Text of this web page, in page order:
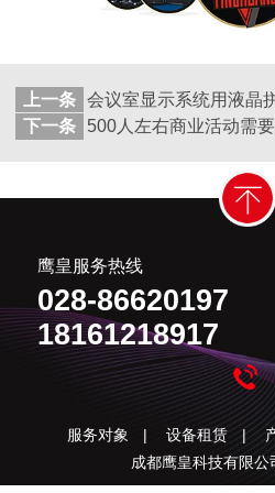
上一条
下一条
鹰皇服务热线
028-86620197
18161218917
服务对象 | 设备租赁 |
成都鹰皇科技有限